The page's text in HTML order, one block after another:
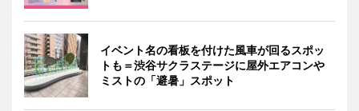
イベント名の看板を付けた風車が回るスポッ
トも＝渋谷サクラステージに屋外エアコンや
ミストの「避暑」スポット